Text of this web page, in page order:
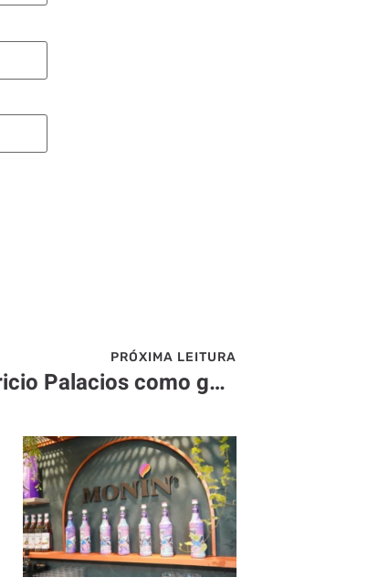
PRÓXIMA LEITURA
Doña Paula nomeia Mauricio Palacios como gerente geral